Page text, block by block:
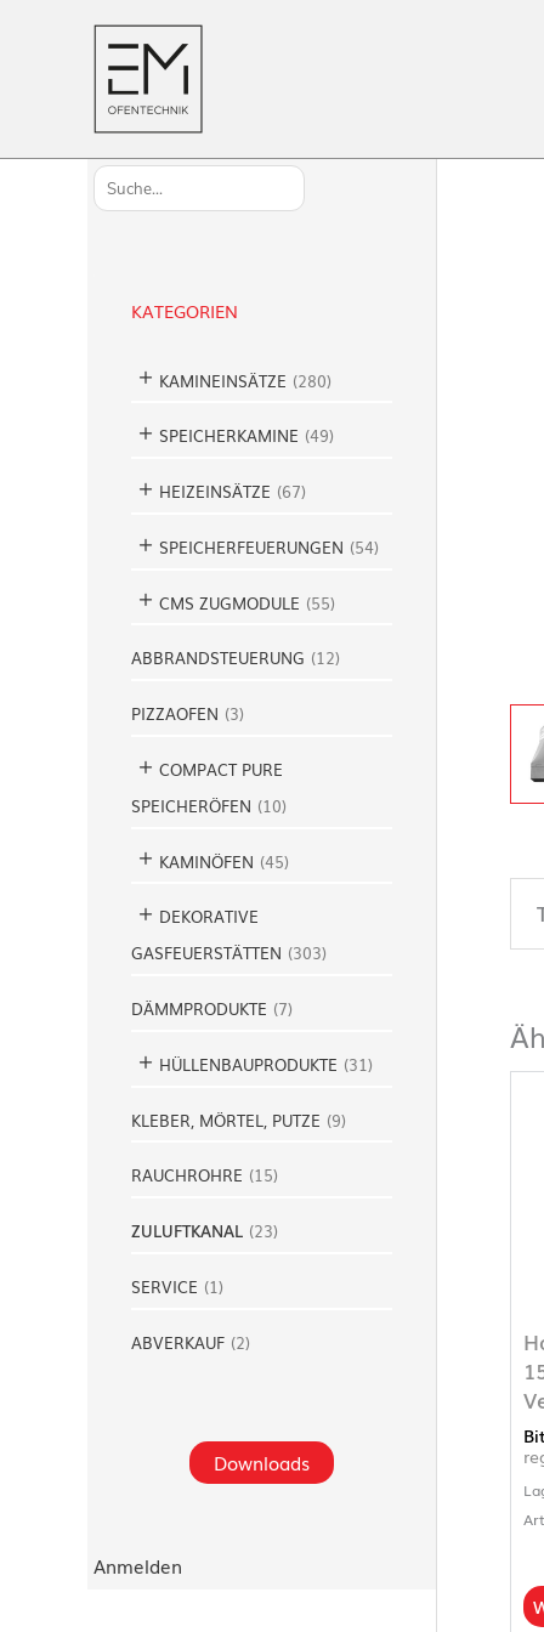
S
u
KATEGORIEN
KAMINEINSÄTZE (280)
SPEICHERKAMINE (49)
HEIZEINSÄTZE (67)
SPEICHERFEUERUNGEN (54)
CMS ZUGMODULE (55)
ABBRANDSTEUERUNG (12)
PIZZAOFEN (3)
COMPACT PURE
SPEICHERÖFEN (10)
KAMINÖFEN (45)
DEKORATIVE
GASFEUERSTÄTTEN (303)
DÄMMPRODUKTE (7)
HÜLLENBAUPRODUKTE (31)
KLEBER, MÖRTEL, PUTZE (9)
RAUCHROHRE (15)
ZULUFTKANAL (23)
SERVICE (1)
ABVERKAUF (2)
Downloads
Anmelden